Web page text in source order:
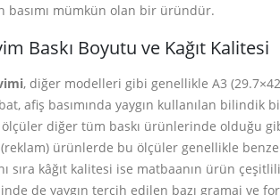
basımı mümkün olan bir üründür.
Baskı Boyutu ve Kağıt Kalitesi
, diğer modelleri gibi genellikle A3
afiş basımında yaygın kullanılan bilindik
diğer tüm baskı ürünlerinde olduğu
ürünlerde bu ölçüler genellikle
sıra kâğıt kalitesi ise matbaanın ürün
de yaygın tercih edilen bazı gramaj ve
27 Aralık 2019